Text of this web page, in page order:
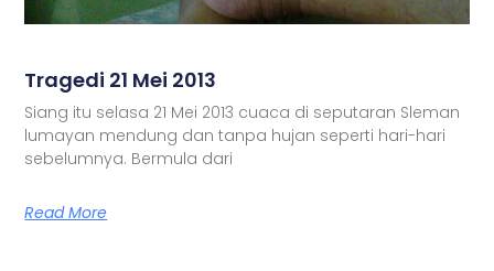
Tragedi 21 Mei 2013
Siang itu selasa 21 Mei 2013 cuaca di seputaran Sleman
lumayan mendung dan tanpa hujan seperti hari-hari
sebelumnya. Bermula dari
Read More